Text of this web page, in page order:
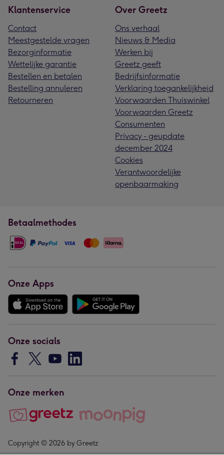
Klantenservice
Contact
Meestgestelde vragen
Bezorginformatie
Wettelijke garantie
Bestellen en betalen
Bestelling annuleren
Retourneren
Over Greetz
Ons verhaal
Nieuws & Media
Werken bij
Greetz geeft
Bedrijfsinformatie
Verklaring toegankelijkheid
Voorwaarden Thuiswinkel
Voorwaarden Greetz
Consumenten
Privacy - geupdate
december 2024
Cookies
Verantwoordelijke
openbaarmaking
Betaalmethodes
Onze Apps
Onze socials
Onze merken
Copyright © 2026 by Greetz